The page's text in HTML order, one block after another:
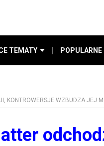
TEMATY POPULARNE
KONTROWERSJE WZBUDZA JEJ